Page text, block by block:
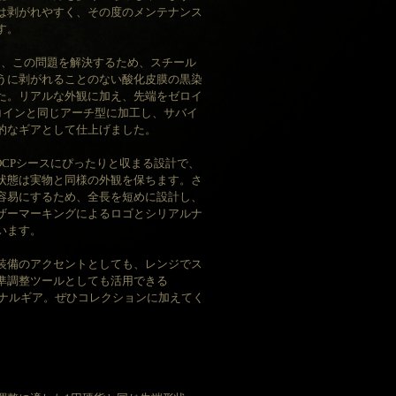
剥がれやすく、その度のメンテナンス
この問題を解決するため、スチール
に剥がれることのない酸化皮膜の黒染
。リアルな外観に加え、先端をゼロイ
ンと同じアーチ型に加工し、サバイ
なギアとして仕上げました。
シースにぴったりと収まる設計で、
態は実物と同様の外観を保ちます。さ
易にするため、全長を短めに設計し、
ーマーキングによるロゴとシリアルナ
ます。
備のアクセントとしても、レンジでス
調整ツールとしても活用できる
ルギア。ぜひコレクションに加えてく